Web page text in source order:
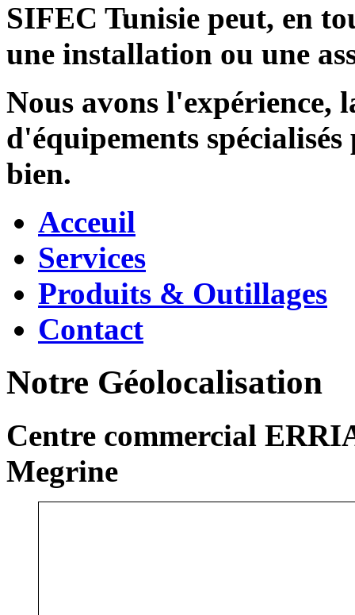
SIFEC Tunisie peut, en
une installation ou une
Nous avons l'expérience,
d'équipements
bien.
Acceuil
Services
Produits & Outillages
Contact
Notre Géolocalisation
Centre commercial
Megrine